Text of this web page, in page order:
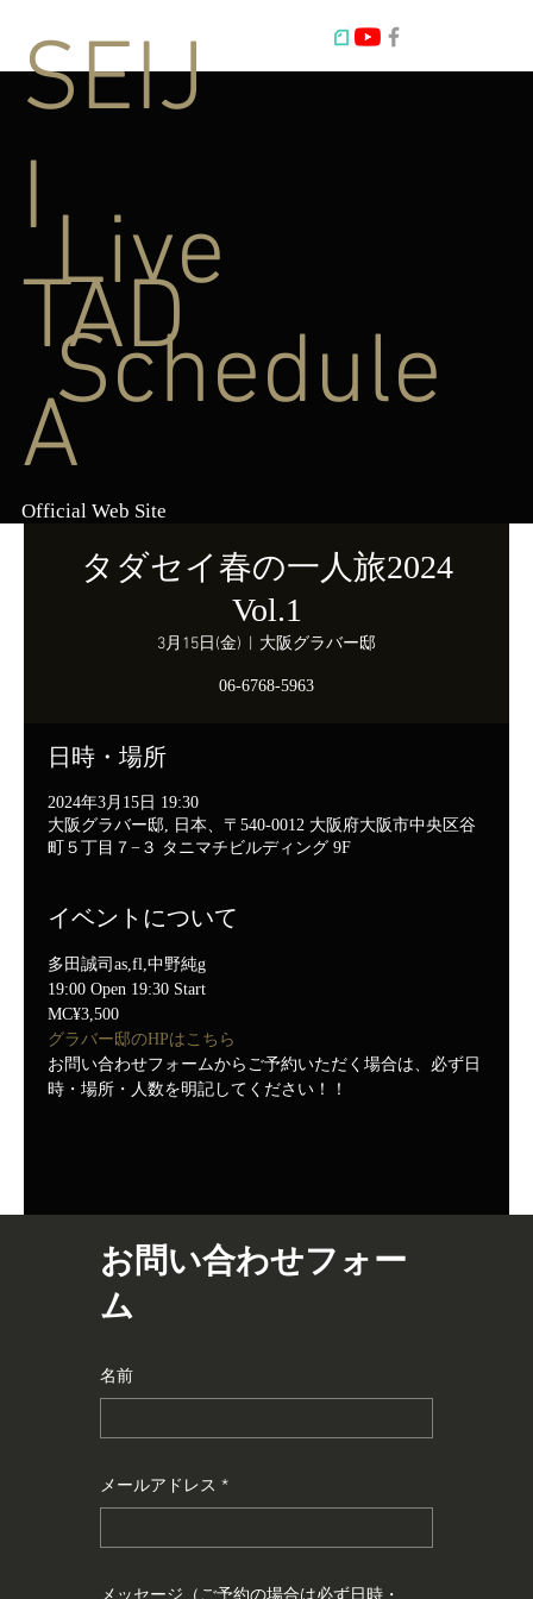
タダセイ春の一人旅2024
Vol.1
3月15日(金) 大阪グラバー邸
06-6768-5963
日時・場所
2024年3月15日 19:30
大阪グラバー邸, 日本、〒540-0012 大阪府大阪市中央区谷
町５丁目７−３ タニマチビルディング 9F
イベントについて
多田誠司as,fl,中野純g
19:00 Open 19:30 Start
MC¥3,500
グラバー邸のHPはこちら
お問い合わせフォームからご予約いただく場合は、必ず日
時・場所・人数を明記してください！！
Live
Schedule
SEIJ
I
TAD
A
Official Web Site
お問い合わせフォー
ム
名前
メールアドレス
メッセージ（ご予約の場合は必ず日時・